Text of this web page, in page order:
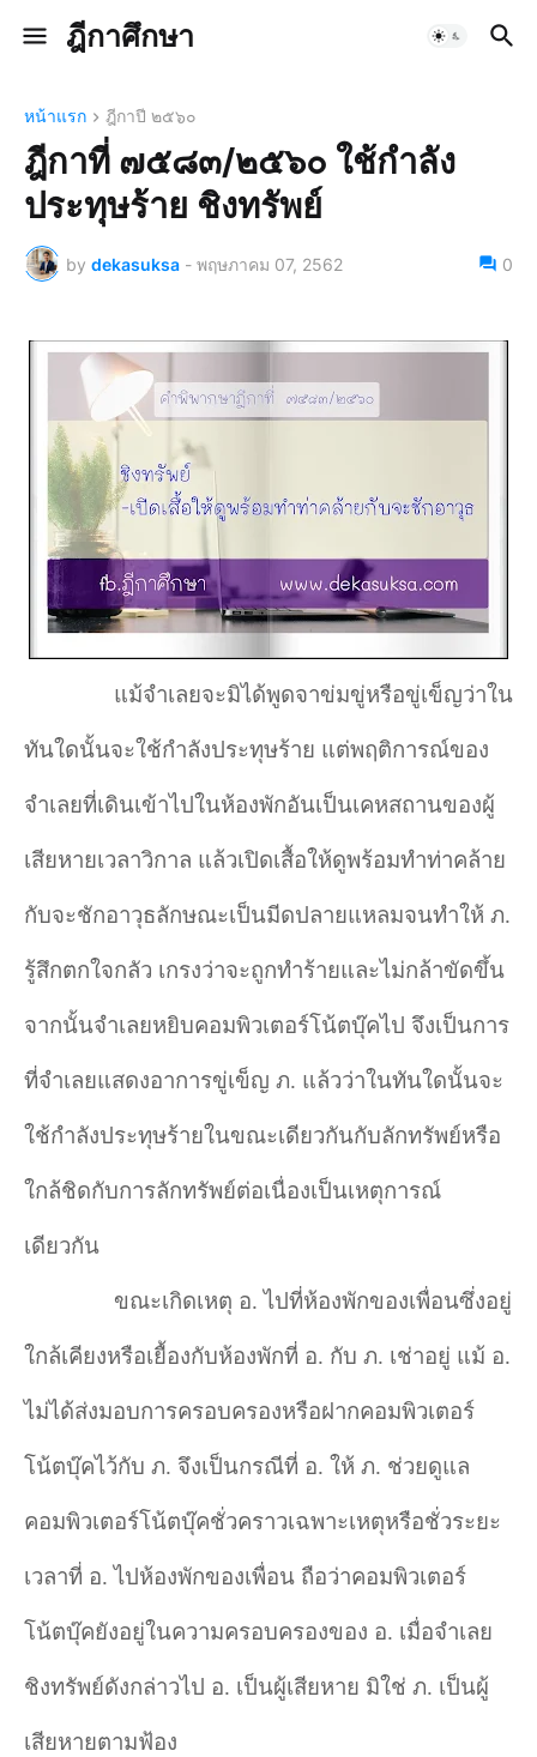
ฎีกาศึกษา
หน้าแรก ฎีกาปี ๒๕๖๐
ฎีกาที่ ๗๕๘๓/๒๕๖๐ ใช้กำลัง
ประทุษร้าย ชิงทรัพย์
by dekasuksa - พฤษภาคม 07, 2562 0
แม้จำเลยจะมิได้พูดจาข่มขู่หรือขู่เข็ญว่าใน
ทันใดนั้นจะใช้กำลังประทุษร้าย แต่พฤติการณ์ของ
จำเลยที่เดินเข้าไปในห้องพักอันเป็นเคหสถานของผู้
เสียหายเวลาวิกาล แล้วเปิดเสื้อให้ดูพร้อมทำท่าคล้าย
กับจะชักอาวุธลักษณะเป็นมีดปลายแหลมจนทำให้ ภ.
รู้สึกตกใจกลัว เกรงว่าจะถูกทำร้ายและไม่กล้าขัดขึ้น
จากนั้นจำเลยหยิบคอมพิวเตอร์โน้ตบุ๊คไป จึงเป็นการ
ที่จำเลยแสดงอาการขู่เข็ญ ภ. แล้วว่าในทันใดนั้นจะ
ใช้กำลังประทุษร้ายในขณะเดียวกันกับลักทรัพย์หรือ
ใกล้ชิดกับการลักทรัพย์ต่อเนื่องเป็นเหตุการณ์
เดียวกัน
ขณะเกิดเหตุ อ. ไปที่ห้องพักของเพื่อนซึ่งอยู่
ใกล้เคียงหรือเยื้องกับห้องพักที่ อ. กับ ภ. เช่าอยู่ แม้ อ.
ไม่ได้ส่งมอบการครอบครองหรือฝากคอมพิวเตอร์
โน้ตบุ๊คไว้กับ ภ. จึงเป็นกรณีที่ อ. ให้ ภ. ช่วยดูแล
คอมพิวเตอร์โน้ตบุ๊คชั่วคราวเฉพาะเหตุหรือชั่วระยะ
เวลาที่ อ. ไปห้องพักของเพื่อน ถือว่าคอมพิวเตอร์
โน้ตบุ๊คยังอยู่ในความครอบครองของ อ. เมื่อจำเลย
ชิงทรัพย์ดังกล่าวไป อ. เป็นผู้เสียหาย มิใช่ ภ. เป็นผู้
เสียหายตามฟ้อง